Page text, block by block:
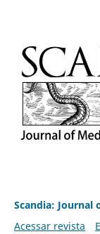
Scandia: Journal
Acessar revista